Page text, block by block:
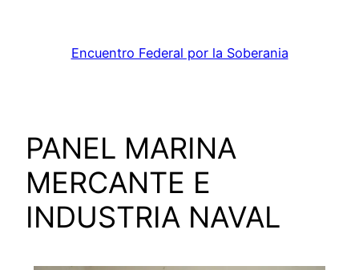
Encuentro Federal por la Soberania
PANEL MARINA
MERCANTE E
INDUSTRIA NAVAL